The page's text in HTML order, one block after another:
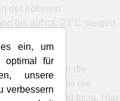
der höheren
bis auf ca. 23°C steigen.
zählen die
zieht es die
Mallorca und Ibiza. Hier
ein, um
optimal für
unsere
verbessern